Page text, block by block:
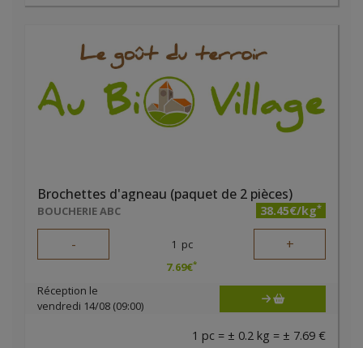
Brochettes d'agneau (paquet de 2 pièces)
BOUCHERIE ABC 38.45€/kg*
- 1 pc +
7.69€*
Réception le
vendredi 14/08 (09:00)
1 pc = ± 0.2 kg = ± 7.69 €